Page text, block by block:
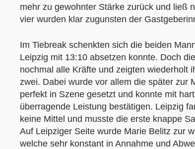
mehr zu gewohnter Stärke zurück und ließ
vier wurden klar zugunsten der
Im Tiebreak schenkten sich die beiden
Leipzig mit 13:10 absetzen konnte. Doch
nochmal alle Kräfte und zeigten wiederholt
zwei. Dabei wurde vor allem die später zur
perfekt in Szene gesetzt und konnte mit
überragende Leistung bestätigen. Leipzig
keine Mittel und musste die erste knappe
Auf Leipziger Seite wurde Marie Belitz zur
welche sehr konstant in Annahme und